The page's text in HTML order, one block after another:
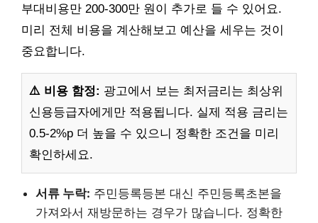
부대비용만 200-300만 원이 추가로 들 수 있어요.
미리 전체 비용을 계산해보고 예산을 세우는 것이
중요합니다.
⚠️ 비용 함정: 광고에서 보는 최저금리는 최상위
신용등급자에게만 적용됩니다. 실제 적용 금리는
0.5-2%p 더 높을 수 있으니 정확한 조건을 미리
확인하세요.
서류 누락: 주민등록등본 대신 주민등록초본을
가져와서 재방문하는 경우가 많습니다. 정확한